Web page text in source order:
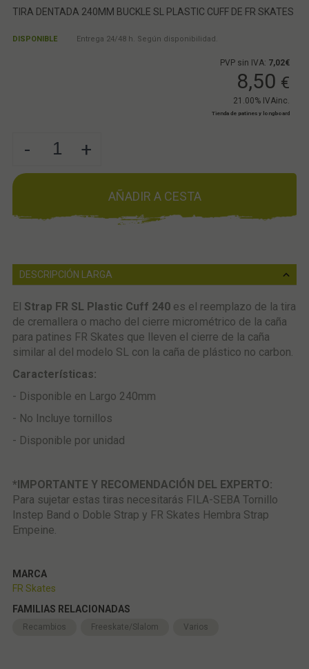
TIRA DENTADA 240MM BUCKLE SL PLASTIC CUFF DE FR SKATES
DISPONIBLE Entrega 24/48 h. Según disponibilidad.
PVP sin IVA: 7,02€
8,50 €
21.00% IVAinc.
Tienda de patines y longboard
- +
AÑADIR A CESTA
DESCRIPCIÓN LARGA
El Strap FR SL Plastic Cuff 240es el reemplazo de la tira
de cremallera o macho del cierre micrométrico de la caña
para patines FR Skates que lleven el cierre de la caña
similar al del modelo SL con la caña de plástico no carbon.
Características:
- Disponible en Largo 240mm
- No Incluye tornillos
- Disponible por unidad
*IMPORTANTE Y RECOMENDACIÓN DEL EXPERTO:
Para sujetar estas tiras necesitarás FILA-SEBA Tornillo
Instep Band o Doble Strap y FR Skates Hembra Strap
Empeine.
MARCA
FR Skates
FAMILIAS RELACIONADAS
Recambios Freeskate/Slalom Varios